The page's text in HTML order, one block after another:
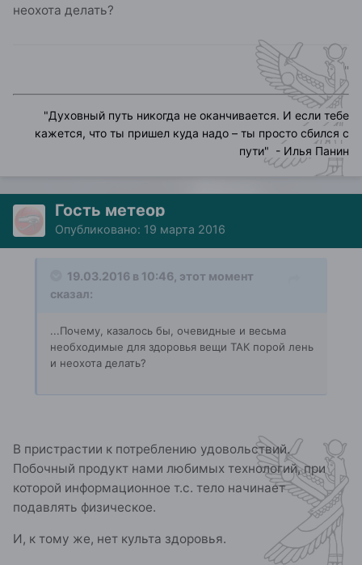
неохота делать?
"
"Духовный путь никогда не оканчивается. И если тебе
кажется, что ты пришел куда надо – ты просто сбился с
пути" - Илья Панин
Гость метеор
Опубликовано: 19 марта 2016
19.03.2016 в 10:46, этот момент
сказал:
...Почему, казалось бы, очевидные и весьма
необходимые для здоровья вещи ТАК порой лень
и неохота делать?
В пристрастии к потреблению удовольствий.
Побочный продукт нами любимых технологий, при
которой информационное т.с. тело начинает
подавлять физическое.
И, к тому же, нет культа здоровья.